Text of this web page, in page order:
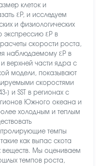
клеток и
ƐP, и исследуем
и физиологических
ƐP в
скорости роста,
наблюдаемому ƐP в
верхней части ядра с
модели, показывают
скоростями
] и SST в регионах с
Южного океана и
холодным и теплым
темпы
как выпас скота
веществ. Мы оцениваем
темпов роста,